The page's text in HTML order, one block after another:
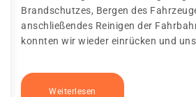
Brandschutzes, Bergen des
anschließendes Reinigen der
konnten wir wieder einrücken und
Weiterlesen